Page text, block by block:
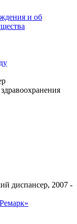
и об
диспансер, 2007 -